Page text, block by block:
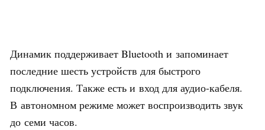
Динамик поддерживает Bluetooth и запоминает
последние шесть устройств для быстрого
подключения. Также есть и вход для аудио-кабеля.
В автономном режиме может воспроизводить звук
до семи часов.